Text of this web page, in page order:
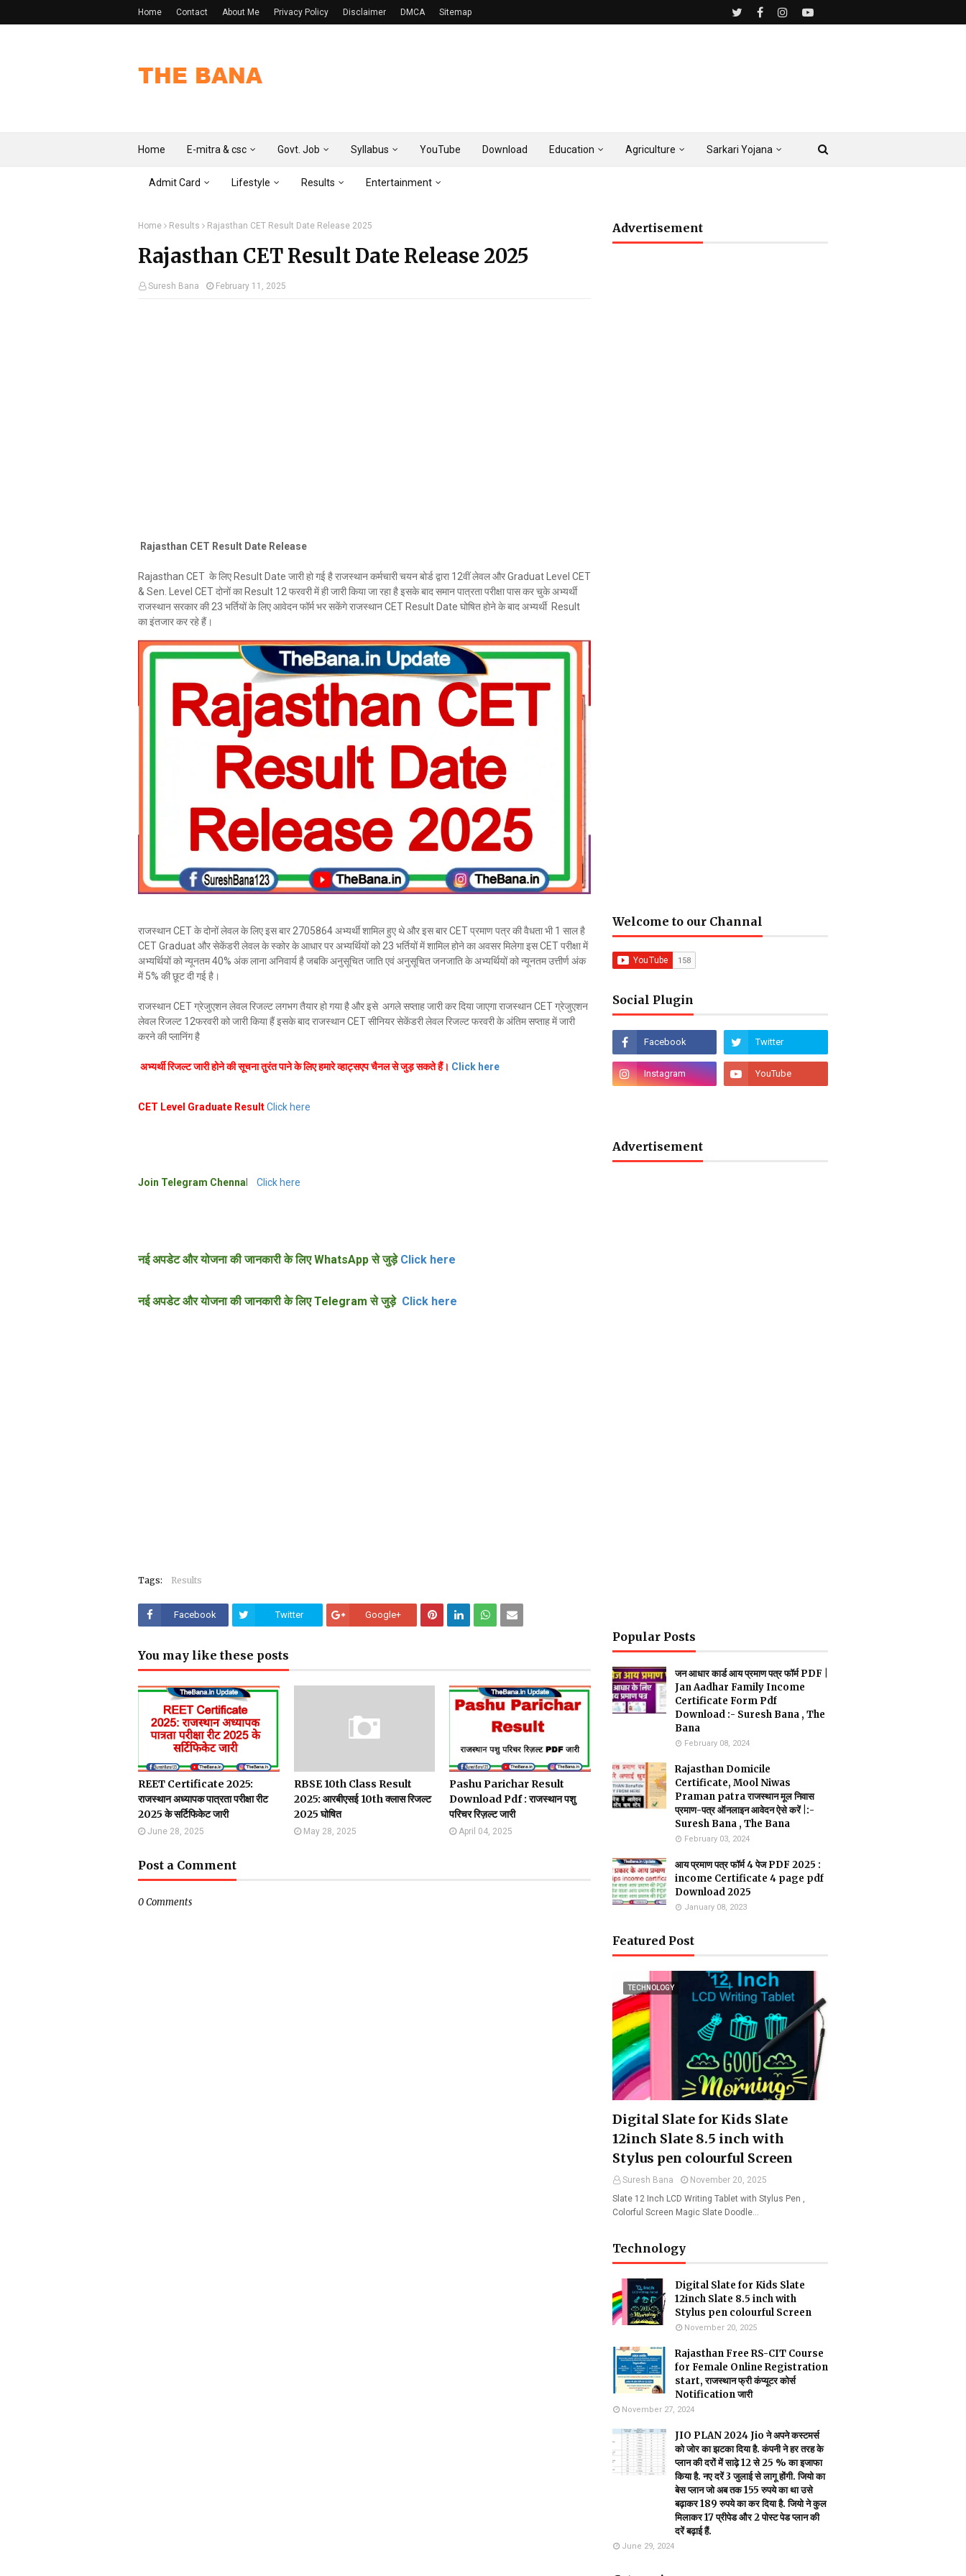
Home Contact About Me Privacy Policy Disclaimer DMCA Sitemap
Home E-mitra & csc Govt. Job Syllabus YouTube Download Education Agriculture Sarkari Yojana
Admit Card Lifestyle Results Entertainment
Home Results Rajasthan CET Result Date Release 2025
Rajasthan CET Result Date Release 2025
Suresh Bana February 11, 2025
Rajasthan CET Result Date Release
Rajasthan CET के लिए Result Date जारी हो गई है राजस्थान कर्मचारी चयन बोर्ड द्वारा 12वीं लेवल और Graduat Level CET
& Sen. Level CET दोनों का Result 12 फरवरी में ही जारी किया जा रहा है इसके बाद समान पात्रता परीक्षा पास कर चुके अभ्यर्थी
राजस्थान सरकार की 23 भर्तियों के लिए आवेदन फॉर्म भर सकेंगे राजस्थान CET Result Date घोषित होने के बाद अभ्यर्थी Result
का इंतजार कर रहे हैं।
राजस्थान CET के दोनों लेवल के लिए इस बार 2705864 अभ्यर्थी शामिल हुए थे और इस बार CET प्रमाण पत्र की वैधता भी 1 साल है
CET Graduat और सेकेंडरी लेवल के स्कोर के आधार पर अभ्यर्थियों को 23 भर्तियों में शामिल होने का अवसर मिलेगा इस CET परीक्षा में
अभ्यर्थियों को न्यूनतम 40% अंक लाना अनिवार्य है जबकि अनुसूचित जाति एवं अनुसूचित जनजाति के अभ्यर्थियों को न्यूनतम उत्तीर्ण अंक
में 5% की छूट दी गई है।
राजस्थान CET ग्रेजुएशन लेवल रिजल्ट लगभग तैयार हो गया है और इसे अगले सप्ताह जारी कर दिया जाएगा राजस्थान CET ग्रेजुएशन
लेवल रिजल्ट 12फरवरी को जारी किया हैं इसके बाद राजस्थान CET सीनियर सेकेंडरी लेवल रिजल्ट फरवरी के अंतिम सप्ताह में जारी
करने की प्लानिंग है
अभ्यर्थी रिजल्ट जारी होने की सूचना तुरंत पाने के लिए हमारे व्हाट्सएप चैनल से जुड़ सकते हैं। Click here
CET Level Graduate ResultClick here
Join Telegram Chenna Click here
नई अपडेट और योजना की जानकारी के लिए WhatsApp से जुड़ेClick here
नई अपडेट और योजना की जानकारी के लिए Telegram से जुड़ेClick here
Tags: Results
Facebook Twitter Google+
You may like these posts
REET Certificate 2025:
राजस्थान अध्यापक पात्रता परीक्षा रीट
2025 के सर्टिफिकेट जारी
June 28, 2025
RBSE 10th Class Result
2025: आरबीएसई 10th क्लास रिजल्ट
2025 घोषित
May 28, 2025
Pashu Parichar Result
Download Pdf : राजस्थान पशु
परिचर रिज़ल्ट जारी
April 04, 2025
Post a Comment
0 Comments
Advertisement
Welcome to our Channal
Social Plugin
Advertisement
Popular Posts
जन आधार कार्ड आय प्रमाण पत्र फॉर्म PDF |
Jan Aadhar Family Income
Certificate Form Pdf
Download :- Suresh Bana , The
Bana
February 08, 2024
Rajasthan Domicile
Certificate, Mool Niwas
Praman patra राजस्थान मूल निवास
प्रमाण-पत्र ऑनलाइन आवेदन ऐसे करें |:-
Suresh Bana , The Bana
February 03, 2024
आय प्रमाण पत्र फॉर्म 4 पेज PDF 2025 :
income Certificate 4 page pdf
Download 2025
January 08, 2023
Featured Post
TECHNOLOGY
Digital Slate for Kids Slate
12inch Slate 8.5 inch with
Stylus pen colourful Screen
Suresh Bana
November 20, 2025
Slate 12 Inch LCD Writing Tablet with Stylus Pen ,
Colorful Screen Magic Slate Doodle…
Technology
Digital Slate for Kids Slate
12inch Slate 8.5 inch with
Stylus pen colourful Screen
November 20, 2025
Rajasthan Free RS-CIT Course
for Female Online Registration
start, राजस्थान फ्री कंप्यूटर कोर्स
Notification जारी
November 27, 2024
JIO PLAN 2024 Jio ने अपने कस्टमर्स
को जोर का झटका दिया है. कंपनी ने हर तरह के
प्लान की दरों में साढ़े 12 से 25 % का इजाफा
किया है. नए दरें 3 जुलाई से लागू होंगी. जियो का
बेस प्लान जो अब तक 155 रुपये का था उसे
बढ़ाकर 189 रुपये का कर दिया है. जियो ने कुल
मिलाकर 17 प्रीपेड और 2 पोस्ट पेड प्लान की
दरें बढ़ाई हैं.
June 29, 2024